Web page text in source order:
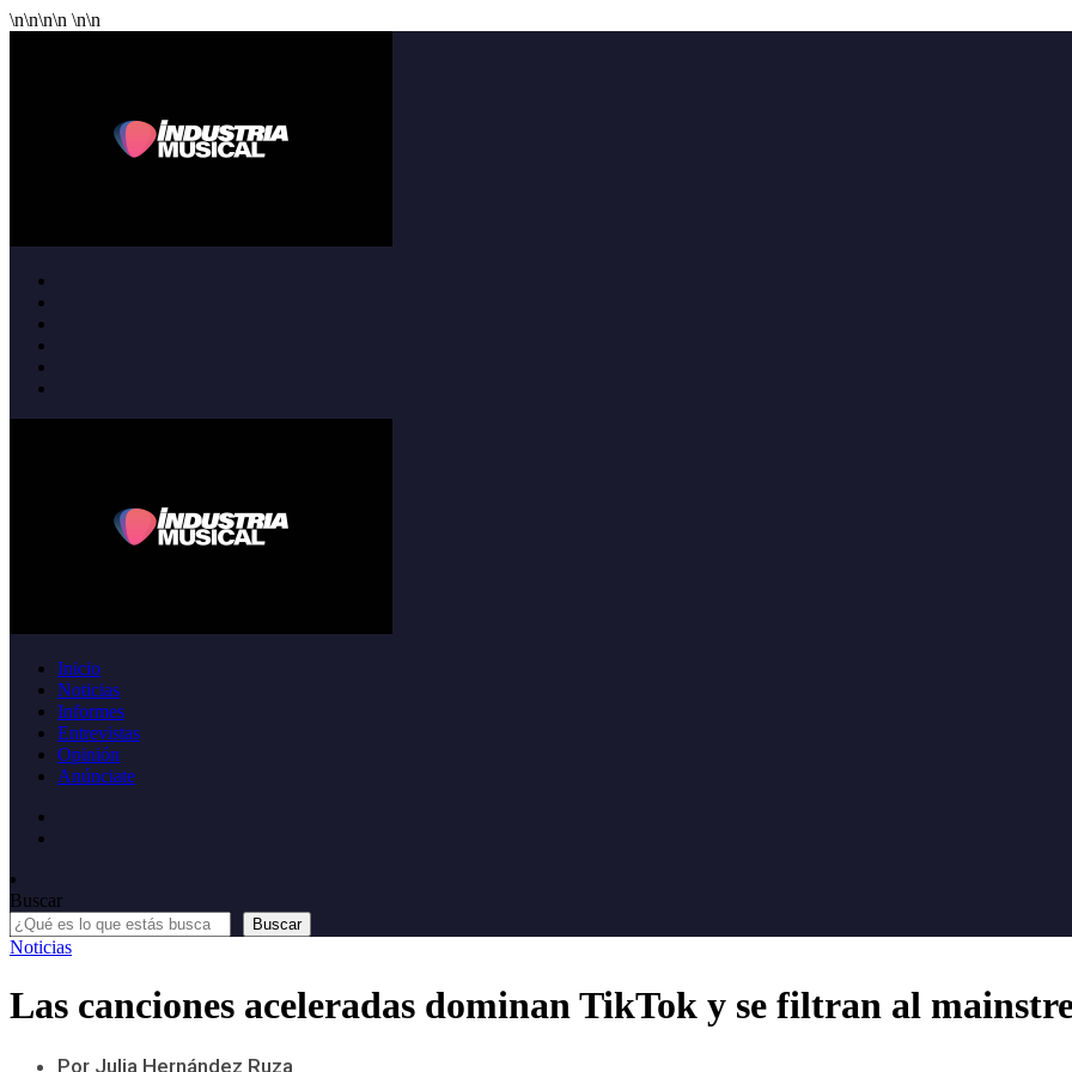
\n\n\n\n \n\n
Inicio
Noticias
Informes
Entrevistas
Opinión
Anúnciate
Buscar
Buscar
Noticias
Las canciones aceleradas dominan TikTok y se filtran al
Por Julia Hernández Ruza